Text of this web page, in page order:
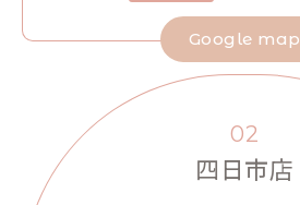
Google map
02
四日市店